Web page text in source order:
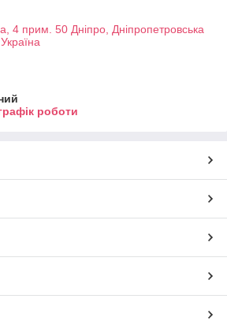
4 прим. 50 Дніпро, Дніпропетровська
роботи